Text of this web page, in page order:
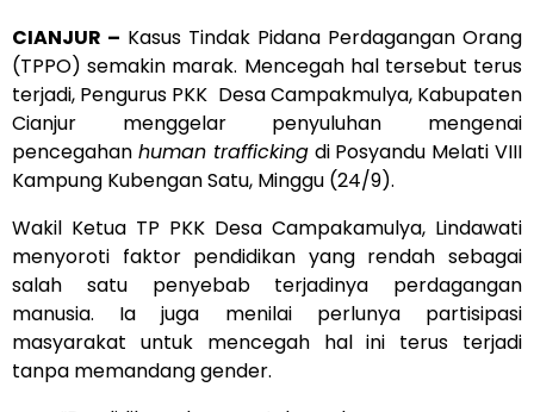
CIANJUR – Kasus Tindak Pidana Perdagangan Orang
(TPPO) semakin marak. Mencegah hal tersebut terus
terjadi, Pengurus PKK Desa Campakmulya, Kabupaten
Cianjur menggelar penyuluhan mengenai
pencegahan human traffickingdi Posyandu Melati VIII
Kampung Kubengan Satu, Minggu (24/9).
Wakil Ketua TP PKK Desa Campakamulya, Lindawati
menyoroti faktor pendidikan yang rendah sebagai
salah satu penyebab terjadinya perdagangan
manusia. Ia juga menilai perlunya partisipasi
masyarakat untuk mencegah hal ini terus terjadi
tanpa memandang gender.